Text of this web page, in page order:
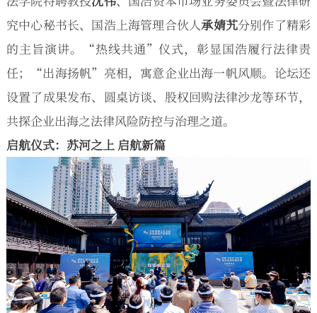
究中心秘书长、国浩上海管理合伙人承婧艽分别作了精彩
的主旨演讲。“热线共通”仪式，彰显国浩履行法律责
任；“出海扬帆”亮相，寓意企业出海一帆风顺。论坛还
设置了成果发布、圆桌访谈、股权回购法律沙龙等环节，
共探企业出海之法律风险防控与治理之道。
启航仪式：苏河之上 启航新篇